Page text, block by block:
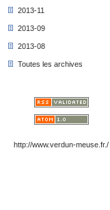
2013-11
2013-09
2013-08
Toutes les archives
http://www.verdun-meuse.fr./